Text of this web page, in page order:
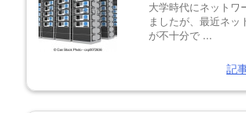
大学時代にネットワ
ましたが、最近ネッ
が不十分で ...
記